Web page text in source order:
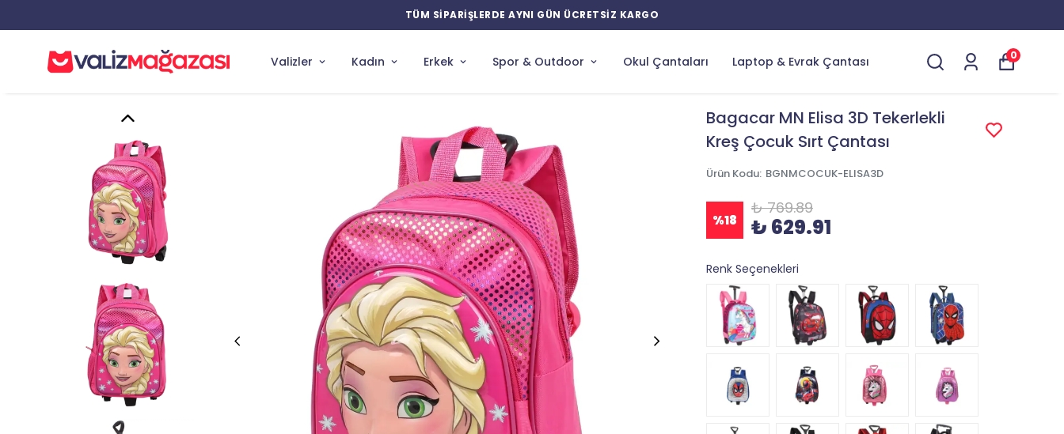
TÜM SİPARİŞLERDE AYNI GÜN ÜCRETSİZ KARGO
Valizler Kadın Erkek Spor & Outdoor Okul Çantaları Laptop & Evrak Çantası 0
Bagacar MN Elisa 3D Tekerlekli
Kreş Çocuk Sırt Çantası
Ürün Kodu: BGNMCOCUK-ELISA3D
%18
₺ 769.89
₺ 629.91
Renk Seçenekleri